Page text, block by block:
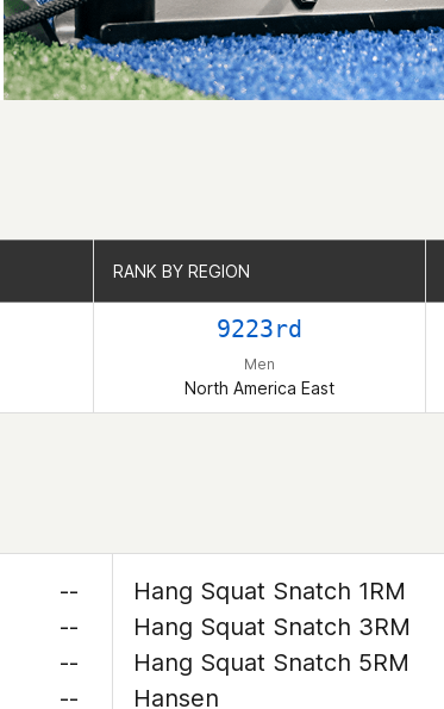
RANK BY REGION
9223rd
Men
North America East
RANK BY REGION
--
--
--
--
Hang Squat Snatch 1RM
Hang Squat Snatch 3RM
Hang Squat Snatch 5RM
Hansen